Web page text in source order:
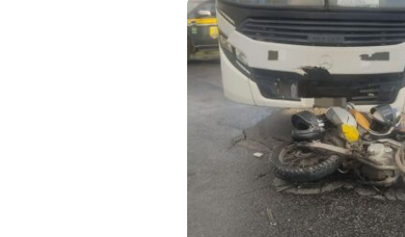
Agenda
No Agreste, Raquel
vai inaugurar duas
e sistema de
dessalinização
(12)